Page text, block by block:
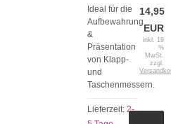
Ideal für die
Aufbewahrung
&
Präsentation
von Klapp-
und
Taschenmessern.
Lieferzeit:2-
14,95
EUR
inkl. 19
%
MwSt.
zzgl.